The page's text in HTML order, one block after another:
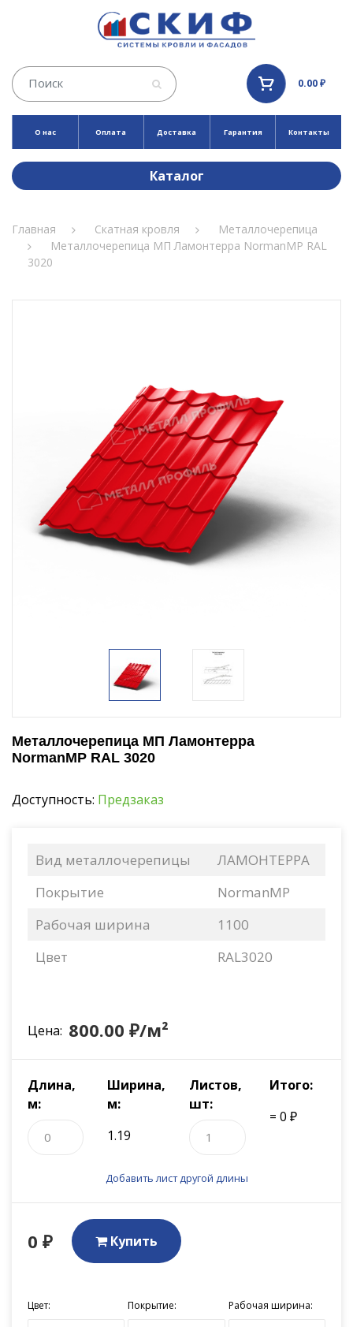
0.00 ₽
О нас Оплата Доставка Гарантия Контакты
Каталог
Главная Скатная кровля
Металлочерепица
Металлочерепица МП Ламонтерра NormanMP RAL
3020
Металлочерепица МП Ламонтерра
NormanMP RAL 3020
Доступность: Предзаказ
Вид металлочерепицы
ЛАМОНТЕРРА
Покрытие
NormanMP
Рабочая ширина
1100
Цвет
RAL3020
Цена: 800.00 ₽/м²
Длина,
м:
Ширина,
м:
1.19
Листов,
шт:
Итого:
= 0 ₽
Добавить лист другой длины
0 ₽ Купить
Цвет: Покрытие: Рабочая ширина: